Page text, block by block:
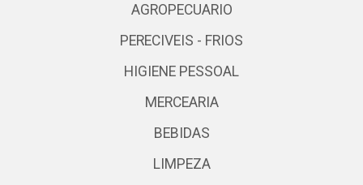
AGROPECUARIO
PERECIVEIS - FRIOS
HIGIENE PESSOAL
MERCEARIA
BEBIDAS
LIMPEZA